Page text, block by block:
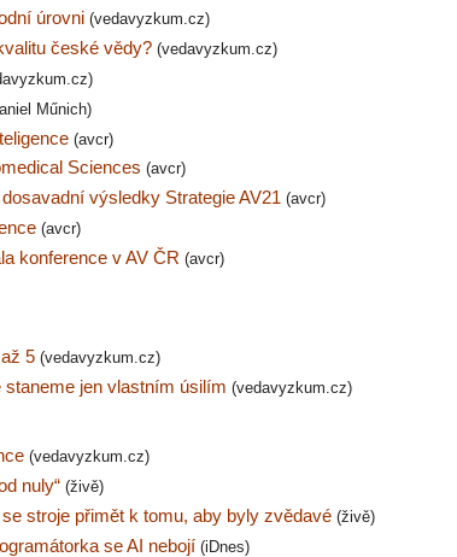
úrovni (vedavyzkum.cz)
české vědy? (vedavyzkum.cz)
Műnich)
(avcr)
Sciences (avcr)
výsledky Strategie AV21 (avcr)
(avcr)
konference v AV ČR (avcr)
5 (vedavyzkum.cz)
jen vlastním úsilím (vedavyzkum.cz)
(vedavyzkum.cz)
nuly“ (živě)
stroje přimět k tomu, aby byly zvědavé (živě)
se AI nebojí (iDnes)